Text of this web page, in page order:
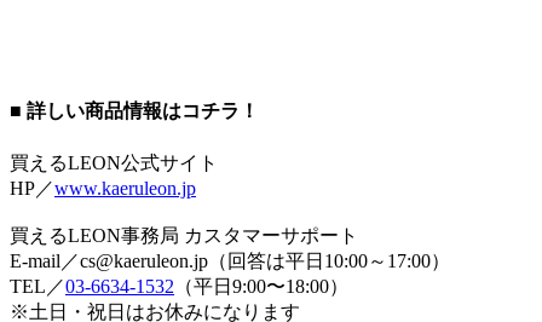
■ 詳しい商品情報はコチラ！
買えるLEON公式サイト
HP／www.kaeruleon.jp
買えるLEON事務局 カスタマーサポート
E-mail／cs@kaeruleon.jp（回答は平日10:00～17:00）
TEL／03-6634-1532 （平日9:00〜18:00）
※土日・祝日はお休みになります